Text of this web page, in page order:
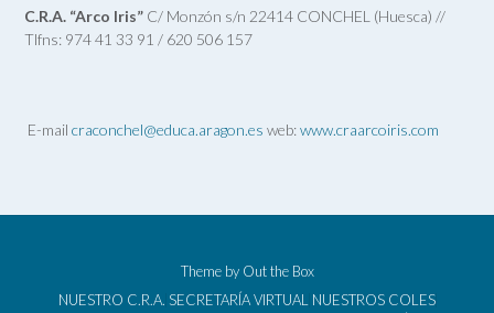
C.R.A. “Arco Iris” C/ Monzón s/n 22414 CONCHEL (Huesca) //
Tlfns: 974 41 33 91 / 620 506 157
E-mail craconchel@educa.aragon.es web:www.craarcoiris.com
Theme by Out the Box
NUESTRO C.R.A. SECRETARÍA VIRTUAL NUESTROS COLES